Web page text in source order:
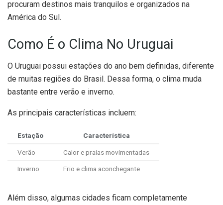
procuram destinos mais tranquilos e organizados na
América do Sul.
Como É o Clima No Uruguai
O Uruguai possui estações do ano bem definidas, diferente
de muitas regiões do Brasil. Dessa forma, o clima muda
bastante entre verão e inverno.
As principais características incluem:
Estação Característica
Verão Calor e praias movimentadas
Inverno Frio e clima aconchegante
Além disso, algumas cidades ficam completamente